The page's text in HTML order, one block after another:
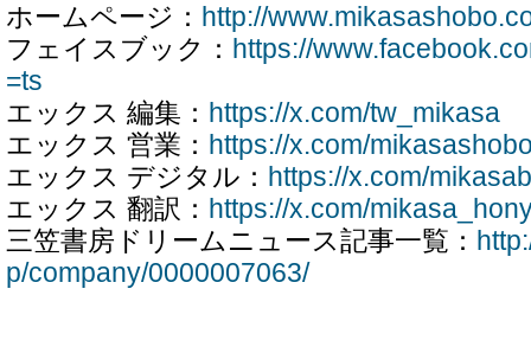
ホームページ： http://
フェイスブック： https://
=ts
エックス 編集： https://x.com/tw_mikasa
エックス 営業： https://x.com/
エックス デジタル： https://x.com/
エックス 翻訳： https://x.com/
三笠書房ドリームニュース記事一覧：
p/company/0000007063/